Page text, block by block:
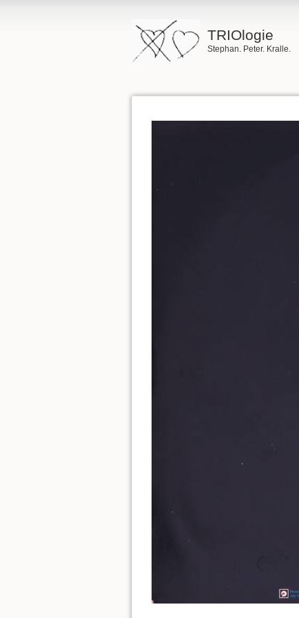
TRIOlogie
Stephan. Peter. Kralle.